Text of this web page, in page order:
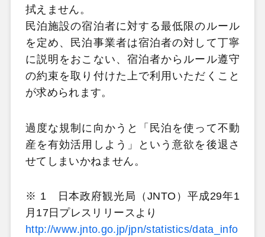
拭えません。
民泊施設の宿泊者に対する最低限のルール
を定め、民泊事業者は宿泊者の対して丁寧
に説明をおこない、宿泊者からルール遵守
の約束を取り付けた上で利用いただくこと
が求められます。
過度な規制に向かうと「民泊を使って不動
産を有効活用しよう」という意欲を後退さ
せてしまいかねません。
※ 1 日本政府観光局（JNTO）平成29年1
月17日プレスリリースより
http://www.jnto.go.jp/jpn/statistics/data_info